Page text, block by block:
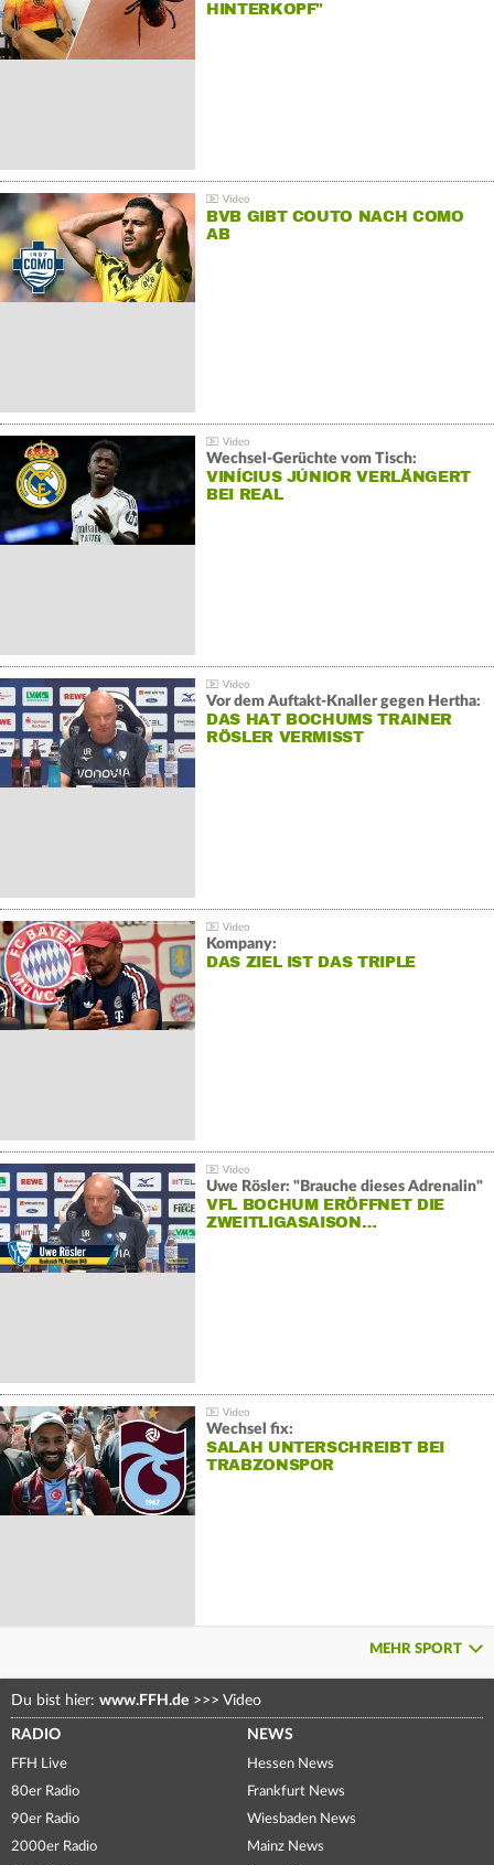
HINTERKOPF"
BVB GIBT COUTO NACH COMO
AB
Wechsel-Gerüchte vom Tisch:
VINÍCIUS JÚNIOR VERLÄNGERT
BEI REAL
Vor dem Auftakt-Knaller gegen Hertha:
DAS HAT BOCHUMS TRAINER
RÖSLER VERMISST
Kompany:
DAS ZIEL IST DAS TRIPLE
Uwe Rösler: "Brauche dieses Adrenalin"
VFL BOCHUM ERÖFFNET DIE
ZWEITLIGASAISON…
Wechsel fix:
SALAH UNTERSCHREIBT BEI
TRABZONSPOR
MEHR SPORT
Du bist hier: www.FFH.de >>> Video
RADIO
FFH Live
80er Radio
90er Radio
2000er Radio
NEWS
Hessen News
Frankfurt News
Wiesbaden News
Mainz News